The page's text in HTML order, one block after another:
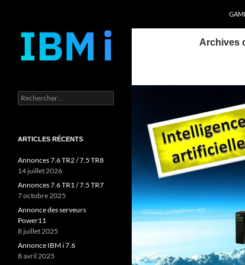
contenu
Archives
Rechercher :
ARTICLES RÉCENTS
Annonces 7.6 TR2 / 7.5 TR8
14 juillet 2026
Annonces 7.6 TR1 / 7.5 TR7
7 octobre 2025
Annonce des serveurs
Power11
8 juillet 2025
Annonce IBM i 7.6
8 avril 2025